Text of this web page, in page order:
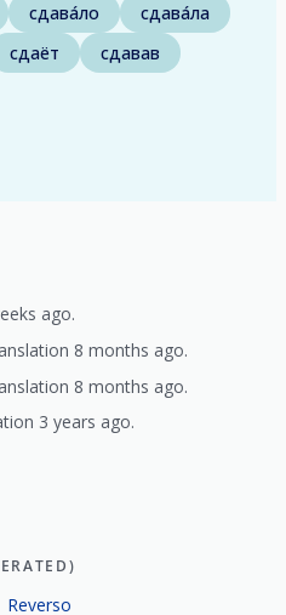
сдава́ло
сдава́ла
сдаёт
сдавав
ago.
8 months ago.
8 months ago.
3 years ago.
Reverso